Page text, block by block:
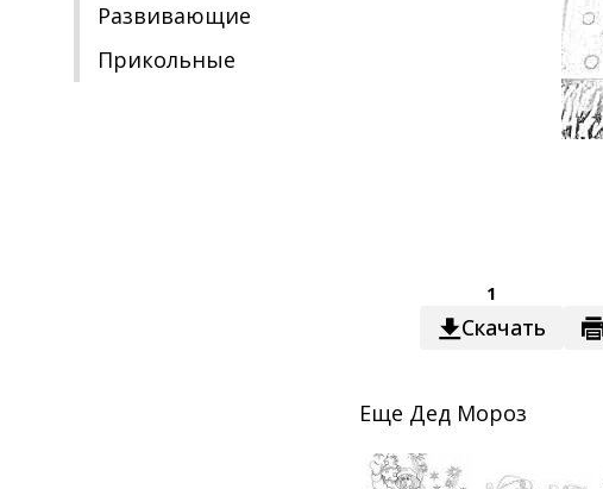
Развивающие
Прикольные
1
Скачать
Еще Дед Мороз